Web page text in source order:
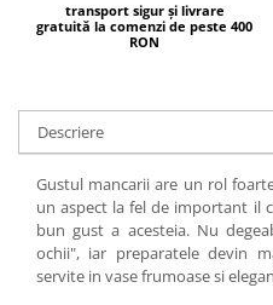
transport sigur și livrare
gratuită la comenzi de peste 400
RON
Descriere
Gustul mancarii are un rol
un aspect la fel de important il
bun gust a acesteia. Nu
ochii", iar preparatele devin
servite in vase frumoase si